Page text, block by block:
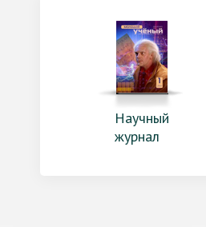
Научный
журнал